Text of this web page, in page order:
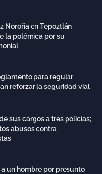
Noroña en Tepoztlán
la polémica por su
para regular
reforzar la seguridad vial
sus cargos a tres policías;
abusos contra
un hombre por presunto